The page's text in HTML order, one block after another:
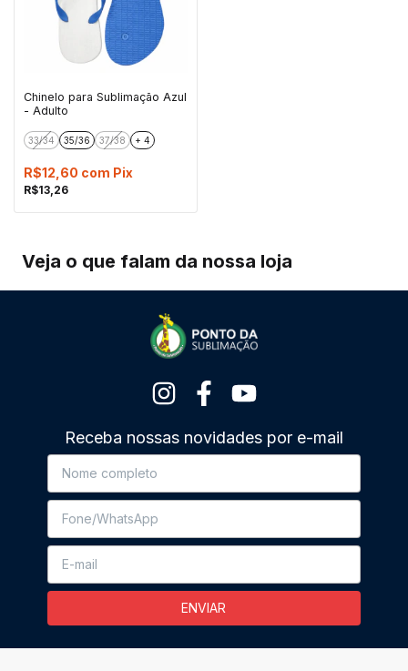
Chinelo para Sublimação Azul
- Adulto
33/34 35/36 37/38 + 4
R$13,26
R$12,60 com Pix
Veja o que falam da nossa loja
Receba nossas novidades por e-mail